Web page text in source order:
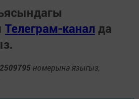
Телеграм-канал да
номерына языгыз,